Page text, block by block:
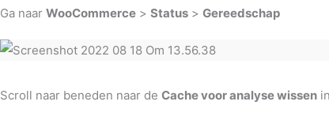
Ga naar WooCommerce > Status > Gereedschap
Scroll naar beneden naar de Cache voor analyse wissen